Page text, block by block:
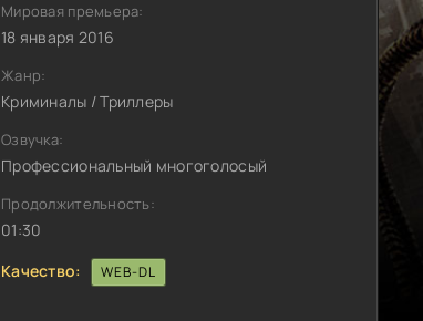
Мировая премьера:
18 января 2016
Жанр:
Криминалы / Триллеры
Озвучка:
Профессиональный многоголосый
Продолжительность:
01:30
Качество:
WEB-DL